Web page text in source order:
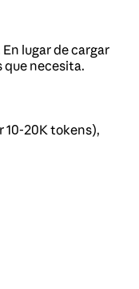
lugar de cargar
que necesita.
10-20K tokens),